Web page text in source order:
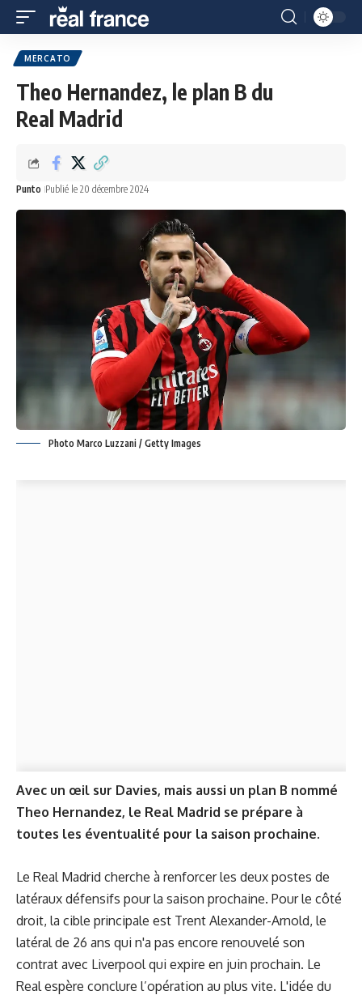
MERCATO
Theo Hernandez, le plan B du
Real Madrid
Punto Publié le 20 décembre 2024
Photo Marco Luzzani / Getty Images
Avec un œil sur Davies, mais aussi un plan B nommé
Theo Hernandez, le Real Madrid se prépare à
toutes les éventualité pour la saison prochaine.
Le Real Madrid cherche à renforcer les deux postes de
latéraux défensifs pour la saison prochaine. Pour le côté
droit, la cible principale est Trent Alexander-Arnold, le
latéral de 26 ans qui n'a pas encore renouvelé son
contrat avec Liverpool qui expire en juin prochain. Le
Real espère conclure l’opération au plus vite. L'idée du